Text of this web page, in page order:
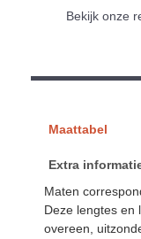
Bekijk onze
Maattabel
Extra
Maten
Deze lengtes en
overeen,